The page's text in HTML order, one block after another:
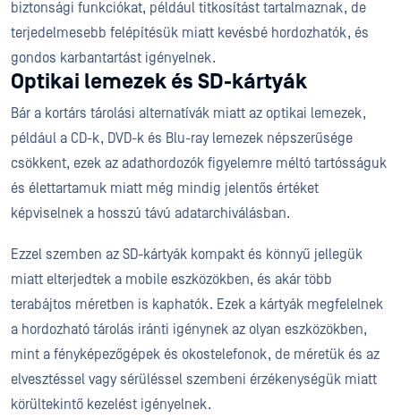
biztonsági funkciókat, például titkosítást tartalmaznak, de
terjedelmesebb felépítésük miatt kevésbé hordozhatók, és
gondos karbantartást igényelnek.
Optikai lemezek és SD-kártyák
Bár a kortárs tárolási alternatívák miatt az optikai lemezek,
például a CD-k, DVD-k és Blu-ray lemezek népszerűsége
csökkent, ezek az adathordozók figyelemre méltó tartósságuk
és élettartamuk miatt még mindig jelentős értéket
képviselnek a hosszú távú adatarchiválásban.
Ezzel szemben az SD-kártyák kompakt és könnyű jellegük
miatt elterjedtek a mobile eszközökben, és akár több
terabájtos méretben is kaphatók. Ezek a kártyák megfelelnek
a hordozható tárolás iránti igénynek az olyan eszközökben,
mint a fényképezőgépek és okostelefonok, de méretük és az
elvesztéssel vagy sérüléssel szembeni érzékenységük miatt
körültekintő kezelést igényelnek.